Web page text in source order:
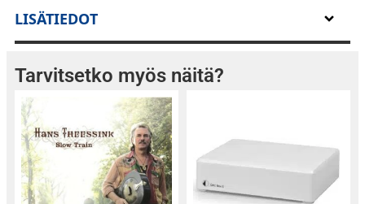
LISÄTIEDOT
Tarvitsetko myös näitä?